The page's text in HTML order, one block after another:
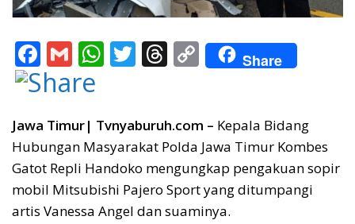
F
ac
b
o
o
k
G
m
l
W
s
A
p
p
T
er
T
a
d
s
C
o
y
Li
n
k
Share
Jawa Timur| Tvnyaburuh.com – Kepala Bidang
Hubungan Masyarakat Polda Jawa Timur Kombes
Gatot Repli Handoko mengungkap pengakuan sopir
mobil Mitsubishi Pajero Sport yang ditumpangi
artis Vanessa Angel dan suaminya.